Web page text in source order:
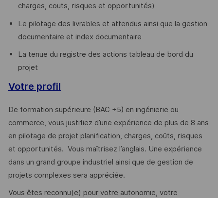
charges, couts, risques et opportunités)
Le pilotage des livrables et attendus ainsi que la gestion
documentaire et index documentaire
La tenue du registre des actions tableau de bord du
projet
Votre profil
De formation supérieure (BAC +5) en ingénierie ou
commerce, vous justifiez d’une expérience de plus de 8 ans
en pilotage de projet planification, charges, coûts, risques
et opportunités. Vous maîtrisez l’anglais. Une expérience
dans un grand groupe industriel ainsi que de gestion de
projets complexes sera appréciée.
Vous êtes reconnu(e) pour votre autonomie, votre